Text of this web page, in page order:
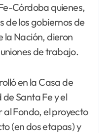
Córdoba quienes,
de los gobiernos de
la Nación, dieron
de trabajo.
en la Casa de
Santa Fe y el
Fondo, el proyecto
(en dos etapas) y